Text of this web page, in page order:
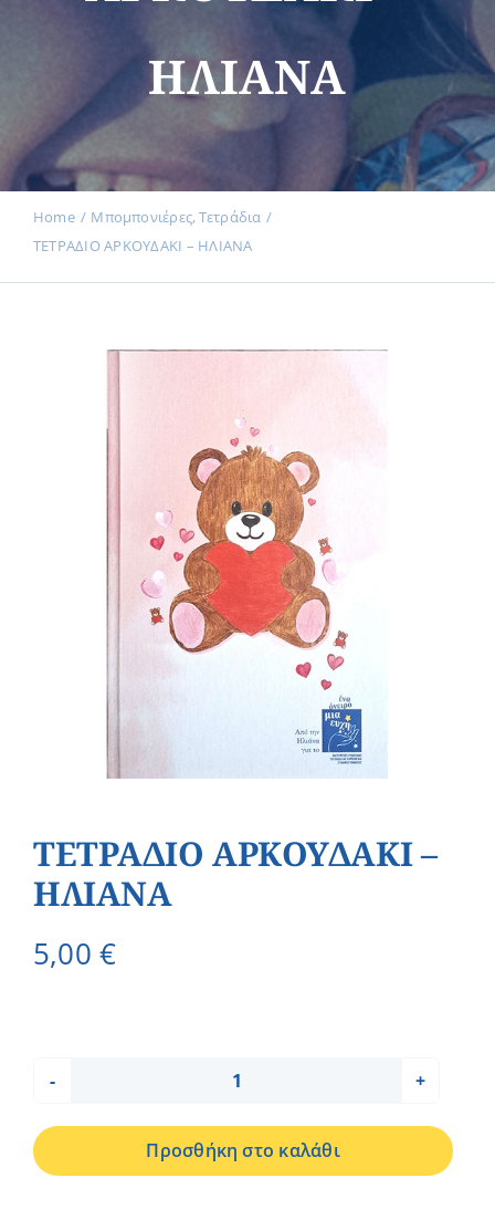
Εκδηλώσεις
Νέα
Επικοινωνία
ΗΛΙΑΝΑ
Home Μπομπονιέρες Τετράδια
ΤΕΤΡΑΔΙΟ ΑΡΚΟΥΔΑΚΙ – ΗΛΙΑΝΑ
ΤΕΤΡΑΔΙΟ ΑΡΚΟΥΔΑΚΙ –
ΗΛΙΑΝΑ
5,00€
ΑΡΚΟΥΔΑΚΙ
-
Προσθήκη στο καλάθι